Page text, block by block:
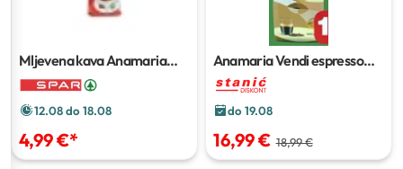
Mljevena kava Anamaria
250 g
12.08 do 18.08
4,99 €*
Anamaria Vendi espresso
kava 1 kg
do 19.08
16,99 € 18,99 €